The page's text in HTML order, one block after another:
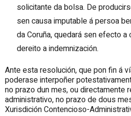
solicitante da bolsa. De
sen causa imputable á persoa
da Coruña, quedará sen efecto
dereito a indemnización.
Ante esta resolución, que pon fin á
poderase interpoñer
no prazo dun mes, ou directamente
administrativo, no prazo de dous
Xurisdición Contencioso-